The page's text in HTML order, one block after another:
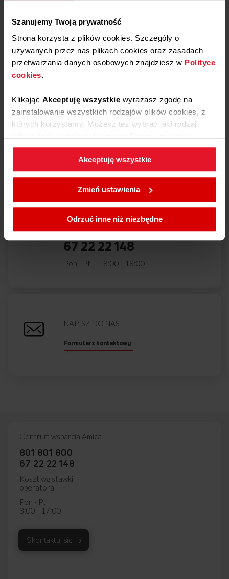
Szanujemy Twoją prywatność
Strona korzysta z plików cookies. Szczegóły o
używanych przez nas plikach cookies oraz zasadach
przetwarzania danych osobowych znajdziesz w Polityce
cookies.
Klikając Akceptuję wszystkie wyrażasz zgodę na
zainstalowanie wszystkich rodzajów plików cookies, z
których korzystamy. Możesz też wybrać jaki rodzaj
plików cookies zainstalujemy na Twoim urządzeniu,
klikającZmień ustawienia.
W każdej chwili możesz zmienić wybrane przez Ciebie
ustawienia plików cookies wchodząc w zakładkę
Akceptuję wszystkie
Zmień ustawienia
Odrzuć inne niż niezbędne
swoją opinią o
lewy/prawy APWI1048
Dodaj opinię
Masz pytania?Skontaktuj się z
nami!
ZADZWOŃ DO NAS
801 801 800
67 22 22 148
Pon - Pt 8:00 - 18:00
NAPISZ DO NAS
Formularz kontaktowy
Centrum wsparcia Amica
801 801 800
67 22 22 148
Koszt wg stawki
operatora
Pon - Pt
8:00 - 17:00
Skontaktuj się